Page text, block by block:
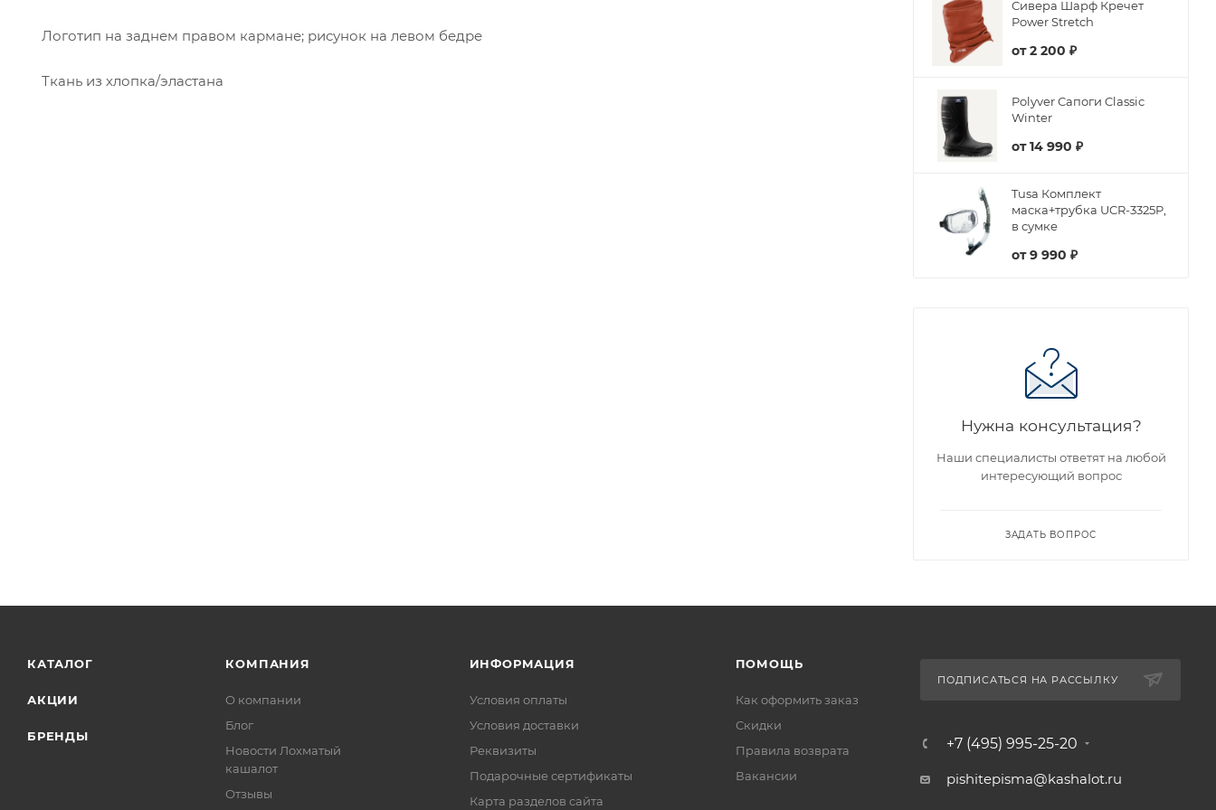
Логотип на заднем правом кармане; рисунок на левом бедре
Ткань из хлопка/эластана
Сивера Шарф Кречет
Power Stretch
от2 200 ₽
Polyver Сапоги Classic
Winter
от14 990 ₽
Tusa Комплект
маска+трубка UCR-3325P,
в сумке
от9 990 ₽
Нужна консультация?
Наши специалисты ответят на любой
интересующий вопрос
ЗАДАТЬ ВОПРОС
КАТАЛОГ
АКЦИИ
БРЕНДЫ
КОМПАНИЯ
О компании
Блог
Новости Лохматый
кашалот
Отзывы
ИНФОРМАЦИЯ
Условия оплаты
Условия доставки
Реквизиты
Подарочные сертификаты
Карта разделов сайта
ПОМОЩЬ
Как оформить заказ
Скидки
Правила возврата
Вакансии
ПОДПИСАТЬСЯ НА РАССЫЛКУ
+7 (495) 995-25-20​
pishitepisma@kashalot.ru